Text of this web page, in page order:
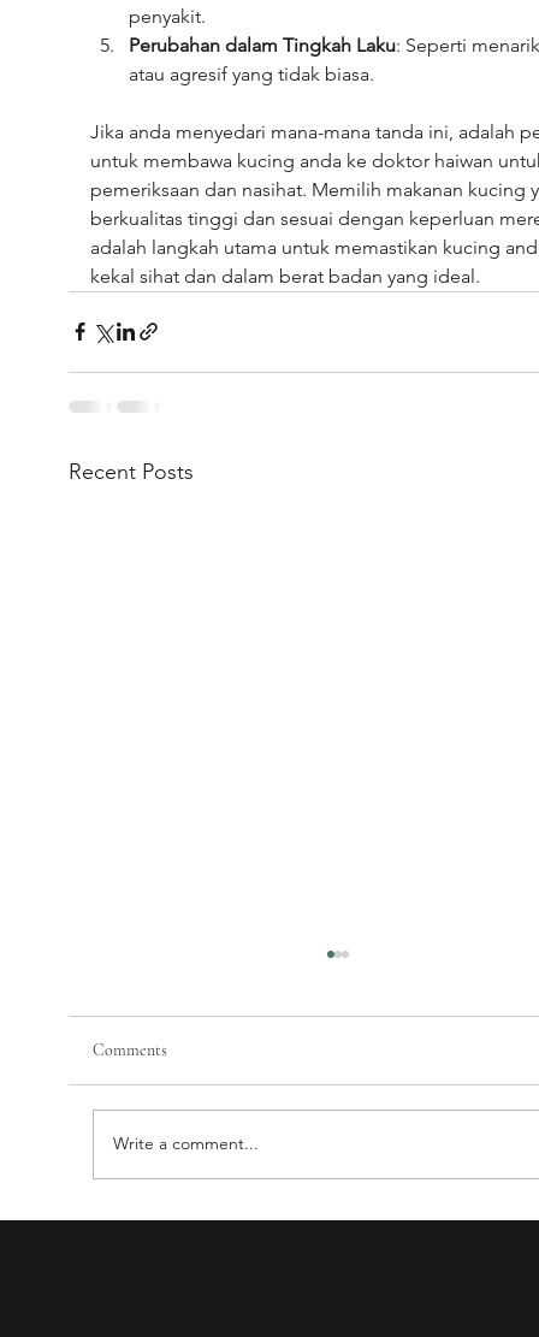
penyakit.
Perubahan dalam Tingkah Laku: Seperti
atau agresif yang tidak biasa.
Jika anda menyedari mana-mana tanda ini, adalah
untuk membawa kucing anda ke doktor haiwan
pemeriksaan dan nasihat. Memilih makanan kucing
berkualitas tinggi dan sesuai dengan keperluan
adalah langkah utama untuk memastikan kucing
kekal sihat dan dalam berat badan yang ideal.
Recent Posts
Comments
Write a comment...